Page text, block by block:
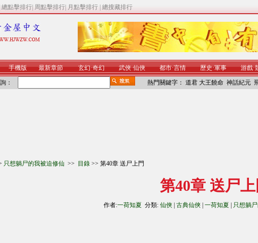
總點擊排行 周點擊排行 月點擊排行 總搜藏排行
手機版 最新章節 玄幻·奇幻 武俠·仙俠 都市·言情 歷史·軍事 游戲·
： 熱門關鍵字： 道君 大王饒命 神話紀元
只想躺尸的我被迫修仙 >> 目錄 >> 第40章 送尸上門
第40章 送尸上
作者:一荷知夏 分類: 仙俠 古典仙俠 一荷知夏 只想躺